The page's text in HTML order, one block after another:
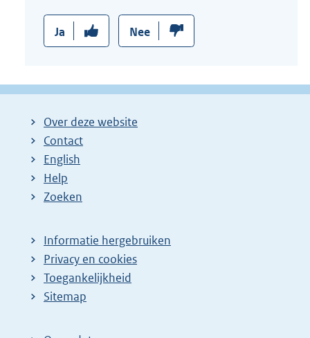
Ja Nee
Over deze website
Contact
English
Help
Zoeken
Informatie hergebruiken
Privacy en cookies
Toegankelijkheid
Sitemap